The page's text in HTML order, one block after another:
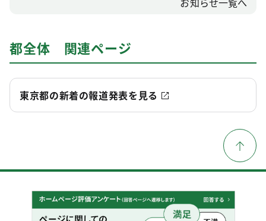
都全体 関連ページ
東京都の新着の報道発表を見る